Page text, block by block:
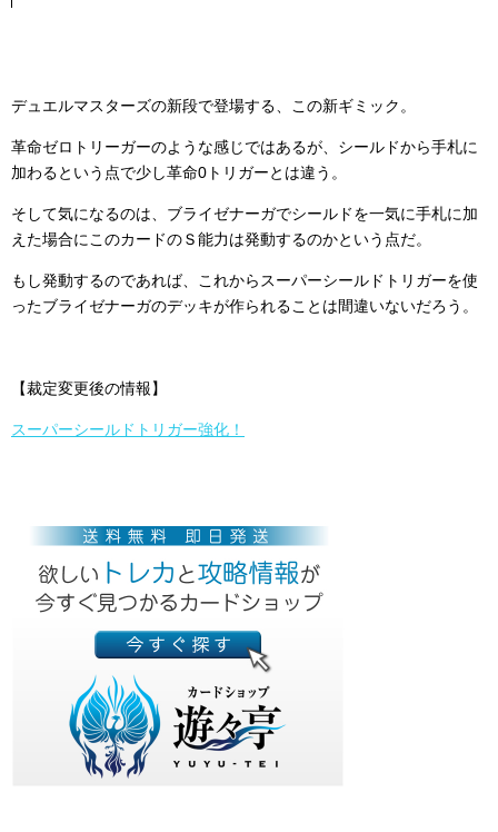
デュエルマスターズの新段で登場する、この新ギミック。
革命ゼロトリーガーのような感じではあるが、シールドから手札に
加わるという点で少し革命0トリガーとは違う。
そして気になるのは、ブライゼナーガでシールドを一気に手札に加
えた場合にこのカードのＳ能力は発動するのかという点だ。
もし発動するのであれば、これからスーパーシールドトリガーを使
ったブライゼナーガのデッキが作られることは間違いないだろう。
【裁定変更後の情報】
スーパーシールドトリガー強化！